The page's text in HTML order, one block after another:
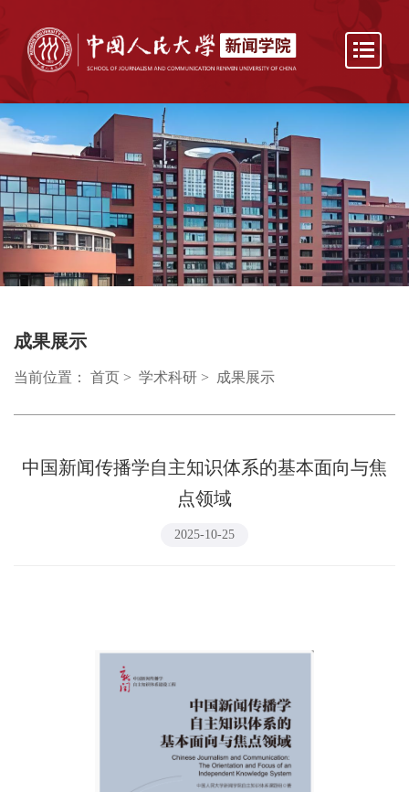
成果展示
当前位置： 首页 > 学术科研 > 成果展示
中国新闻传播学自主知识体系的基本面向与焦
点领域
2025-10-25